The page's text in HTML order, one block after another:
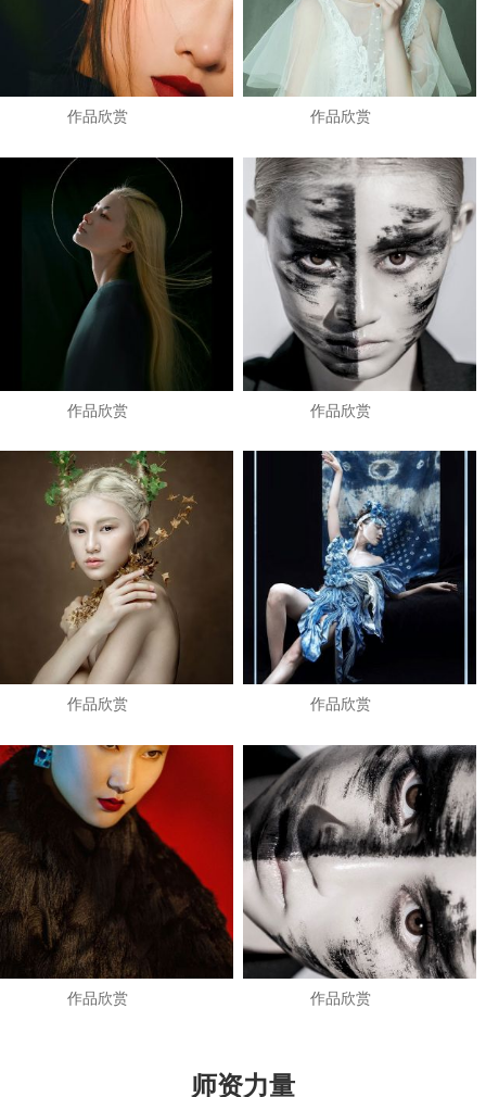
作品欣赏 作品欣赏
作品欣赏 作品欣赏
作品欣赏 作品欣赏
作品欣赏 作品欣赏
师资力量